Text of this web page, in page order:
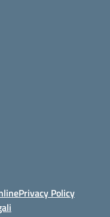
Privacy Policy